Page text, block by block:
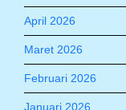
April 2026
Maret 2026
Februari 2026
Januari 2026